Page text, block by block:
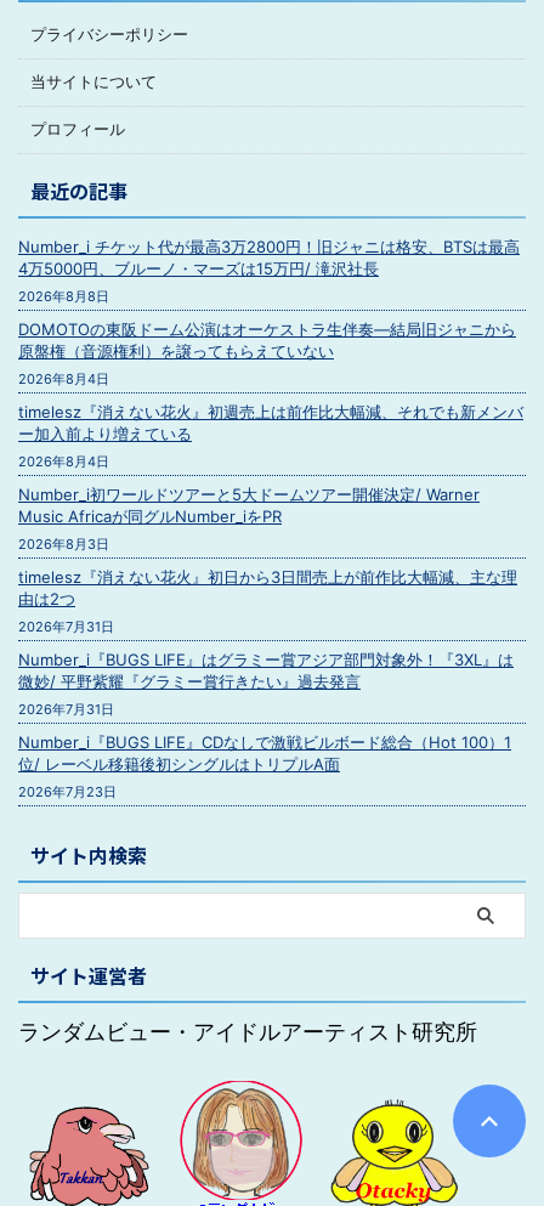
プライバシーポリシー
当サイトについて
プロフィール
最近の記事
Number_i チケット代が最高3万2800円！旧ジャニは格安、BTSは最高
4万5000円、ブルーノ・マーズは15万円/ 滝沢社長
2026年8月8日
DOMOTOの東阪ドーム公演はオーケストラ生伴奏―結局旧ジャニから
原盤権（音源権利）を譲ってもらえていない
2026年8月4日
timelesz『消えない花火』初週売上は前作比大幅減、それでも新メンバ
ー加入前より増えている
2026年8月4日
Number_i初ワールドツアーと5大ドームツアー開催決定/ Warner
Music Africaが同グルNumber_iをPR
2026年8月3日
timelesz『消えない花火』初日から3日間売上が前作比大幅減、主な理
由は2つ
2026年7月31日
Number_i『BUGS LIFE』はグラミー賞アジア部門対象外！『3XL』は
微妙/ 平野紫耀『グラミー賞行きたい』過去発言
2026年7月31日
Number_i『BUGS LIFE』CDなしで激戦ビルボード総合（Hot 100）1
位/ レーベル移籍後初シングルはトリプルA面
2026年7月23日
サイト内検索
サイト運営者
ランダムビュー・アイドルアーティスト研究所